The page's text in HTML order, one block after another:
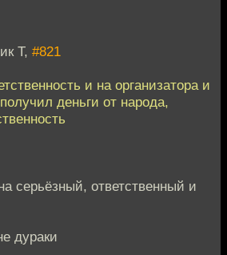
Т, #821
и на организатора и
деньги от народа,
серьёзный, ответственный и
дураки